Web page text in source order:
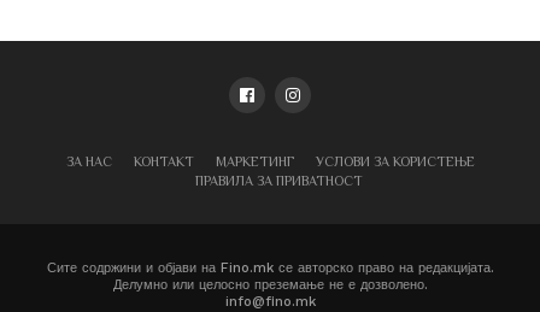
ЗА НАС КОНТАКТ МАРКЕТИНГ
УСЛОВИ ЗА КОРИСТЕЊЕ
ПРАВИЛА ЗА ПРИВАТНОСТ
Сите содржини и објави на Fino.mk се авторско право на редакцијата.
Делумно или целосно преземање не е дозволено.
info@fino.mk